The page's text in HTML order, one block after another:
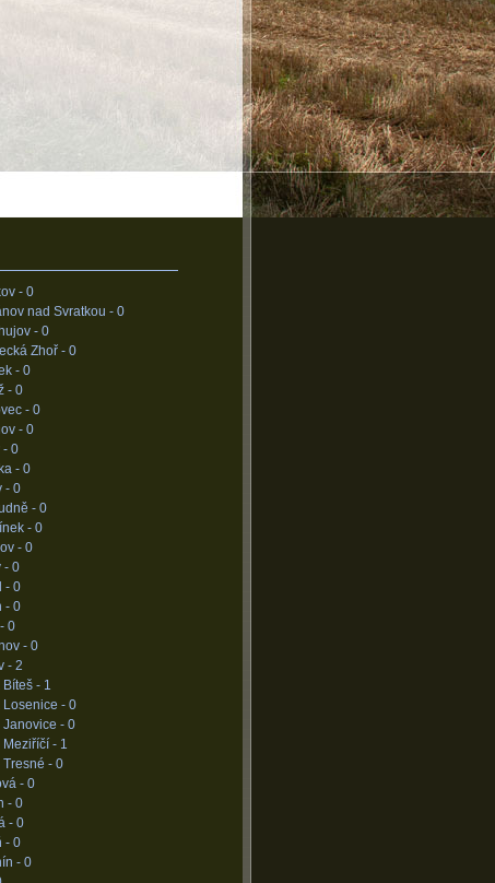
- 0
nad Svratkou - 0
- 0
Zhoř - 0
- 0
- 0
- 0
- 0
- 0
- 0
- 0
- 0
- 0
- 0
- 0
- 0
- 0
0
- 0
- 2
Bíteš - 1
Losenice - 0
Janovice - 0
Meziříčí - 1
Tresné - 0
- 0
- 0
- 0
- 0
- 0